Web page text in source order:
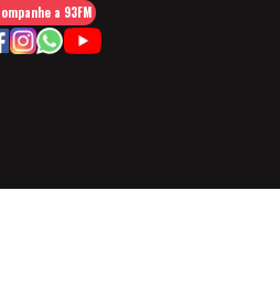
a 93FM